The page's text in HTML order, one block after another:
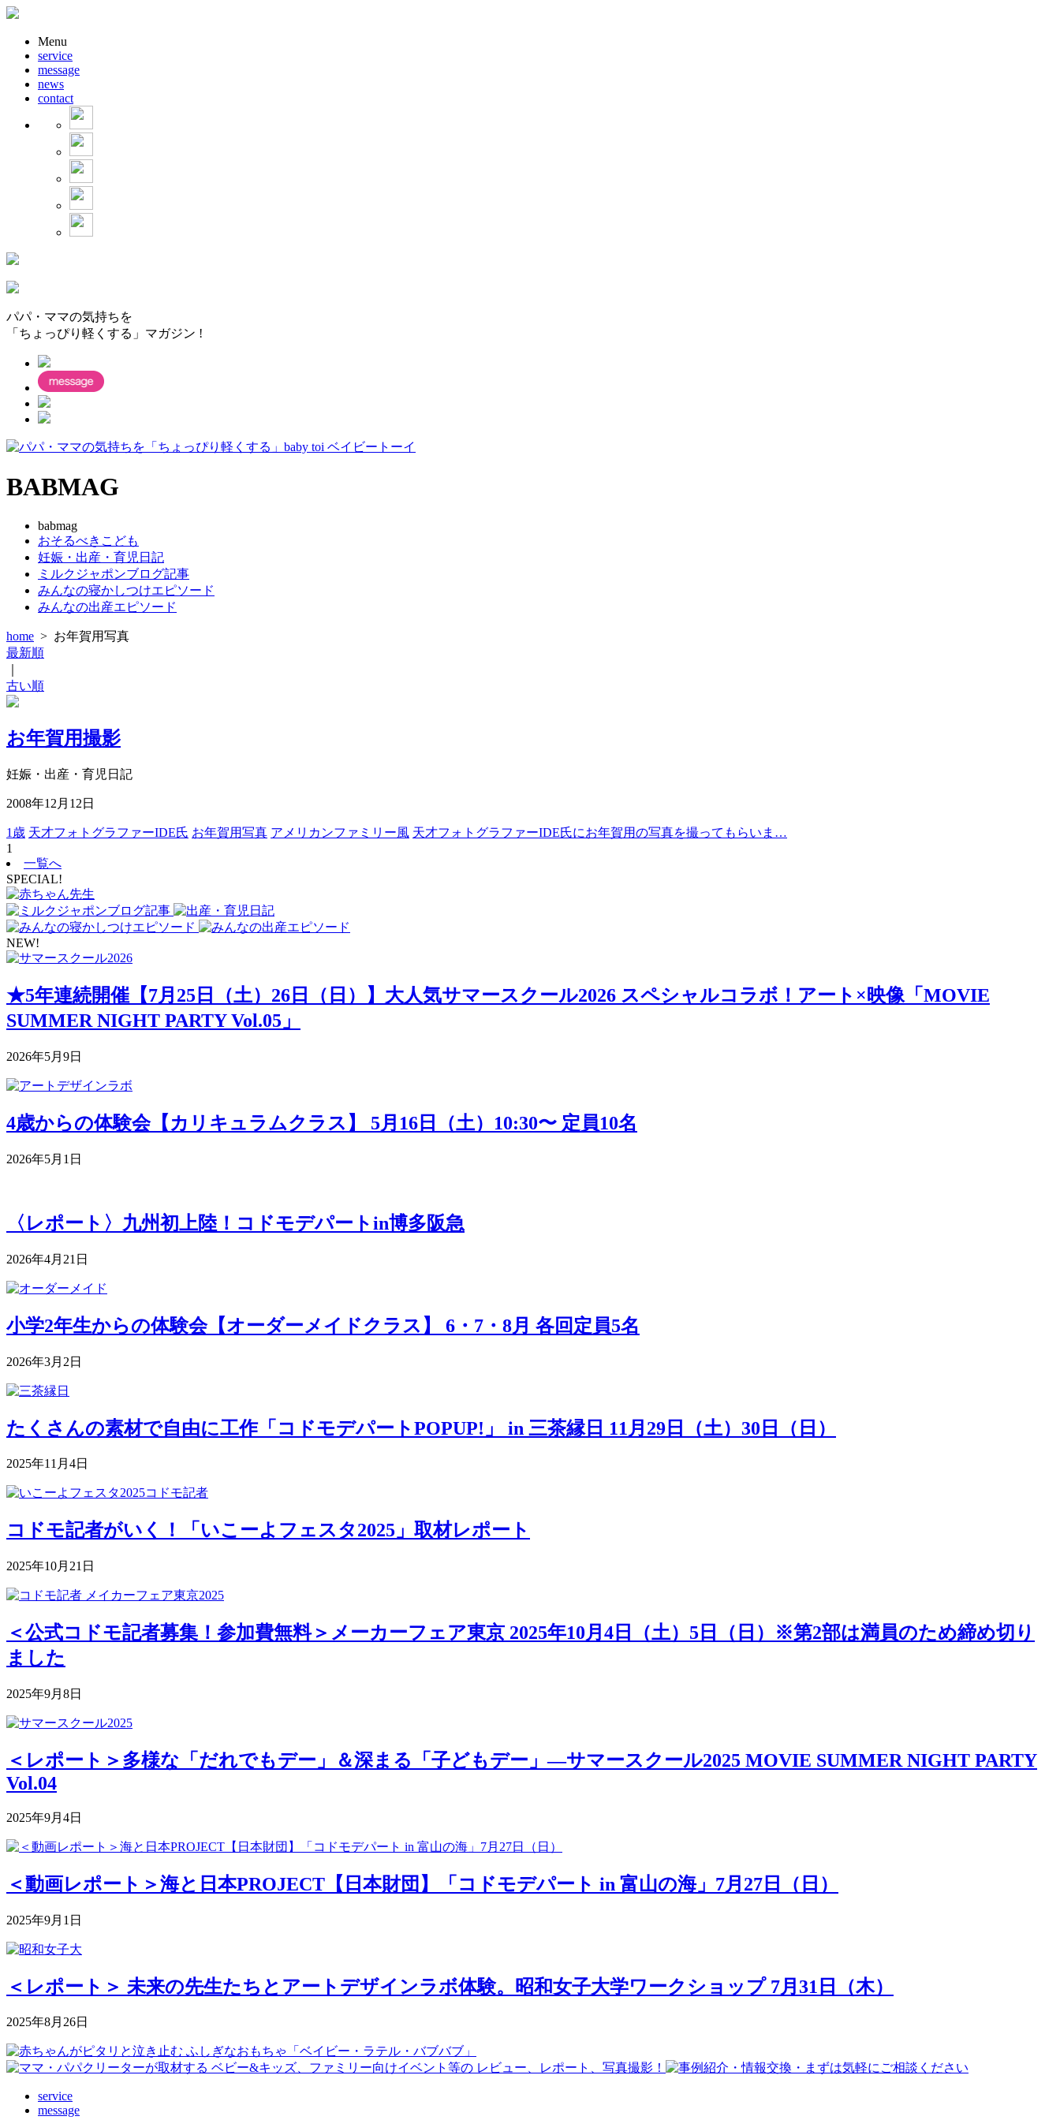
Menu
service
message
news
contact
パパ・ママの気持ちを
「ちょっぴり軽くする」マガジン !
BABMAG
babmag
おそるべきこども
妊娠・出産・育児日記
ミルクジャポンブログ記事
みんなの寝かしつけエピソード
みんなの出産エピソード
home > お年賀用写真
最新順
古い順
お年賀用撮影
妊娠・出産・育児日記
2008年12月12日
1歳 天才フォトグラファーIDE氏 お年賀用写真 アメリカンファミリー風 天才フォトグラファーIDE氏にお年賀用の写真を撮ってもらいま…
1
一覧へ
SPECIAL!
NEW!
★5年連続開催【7月25日（土）26日（日）】大人気サマースクール2026 スペシャルコラボ！アート×映像「MOVIE
SUMMER NIGHT PARTY Vol.05」
2026年5月9日
4歳からの体験会【カリキュラムクラス】 5月16日（土）10:30〜 定員10名
2026年5月1日
〈レポート〉九州初上陸！コドモデパートin博多阪急
2026年4月21日
小学2年生からの体験会【オーダーメイドクラス】 6・7・8月 各回定員5名
2026年3月2日
たくさんの素材で自由に工作「コドモデパートPOPUP!」 in 三茶縁日 11月29日（土）30日（日）
2025年11月4日
コドモ記者がいく！「いこーよフェスタ2025」取材レポート
2025年10月21日
＜公式コドモ記者募集！参加費無料＞メーカーフェア東京 2025年10月4日（土）5日（日）※第2部は満員のため締め切り
ました
2025年9月8日
＜レポート＞多様な「だれでもデー」＆深まる「子どもデー」―サマースクール2025 MOVIE SUMMER NIGHT PARTY
Vol.04
2025年9月4日
＜動画レポート＞海と日本PROJECT【日本財団】「コドモデパート in 富山の海」7月27日（日）
2025年9月1日
＜レポート＞ 未来の先生たちとアートデザインラボ体験。昭和女子大学ワークショップ 7月31日（木）
2025年8月26日
service
message